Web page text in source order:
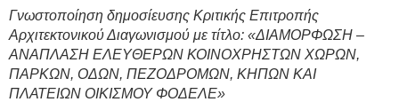
Γνωστοποίηση δημοσίευσης Κριτικής Επιτροπής
Αρχιτεκτονικού Διαγωνισμού με τίτλο: «ΔΙΑΜΟΡΦΩΣΗ –
ΑΝΑΠΛΑΣΗ ΕΛΕΥΘΕΡΩΝ ΚΟΙΝΟΧΡΗΣΤΩΝ ΧΩΡΩΝ,
ΠΑΡΚΩΝ, ΟΔΩΝ, ΠΕΖΟΔΡΟΜΩΝ, ΚΗΠΩΝ ΚΑΙ
ΠΛΑΤΕΙΩΝ ΟΙΚΙΣΜΟΥ ΦΟΔΕΛΕ»